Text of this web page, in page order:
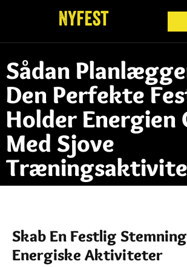
Sådan
Den Perfekte
Holder Energien
Med Sjove
Skab En Festlig
Energiske Aktiviteter